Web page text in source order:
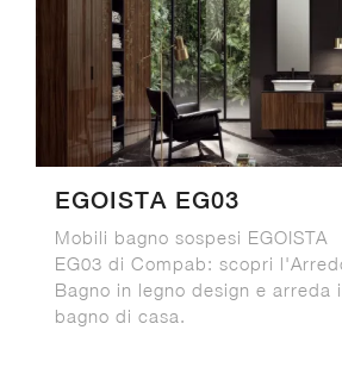
EGOISTA EG03
Mobili bagno sospesi EGOISTA
EG03 di Compab: scopri
Bagno in legno design e arreda
bagno di casa.